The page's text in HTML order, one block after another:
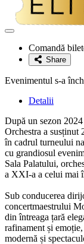
Adaugă
favoriteComandă
Share
Evenimentul s-a
Detalii
După un sezon
Orchestra a susținut
în cadrul turneului
cu grandiosul
Sala Palatului,
a XXI-a a celui mai
Sub conducerea
concertmaestrului
din întreaga țară
rafinament și
modernă și